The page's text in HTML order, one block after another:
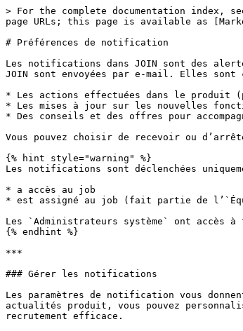
> For the complete documentation index,
page URLs; this page is available as
# Préférences de notification
Les notifications dans JOIN sont des
JOIN sont envoyées par e-mail. Elles
* Les actions effectuées dans le produit
* Les mises à jour sur les nouvelles
* Des conseils et des offres pour
Vous pouvez choisir de recevoir ou
{% hint style="warning" %}
Les notifications sont déclenchées
* a accès au job
* est assigné au job (fait partie de
Les `Administrateurs système` ont
{% endhint %}
***
### Gérer les notifications
Les paramètres de notification vous
actualités produit, vous pouvez
recrutement efficace.